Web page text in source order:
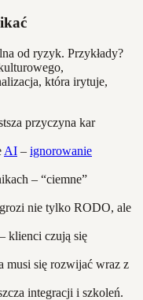
od ryzyk. Przykłady?
która irytuje,
przyczyna kar
AI – ignorowanie
– “ciemne”
nie tylko RODO, ale
klienci czują się
musi się rozwijać wraz z
integracji i szkoleń.